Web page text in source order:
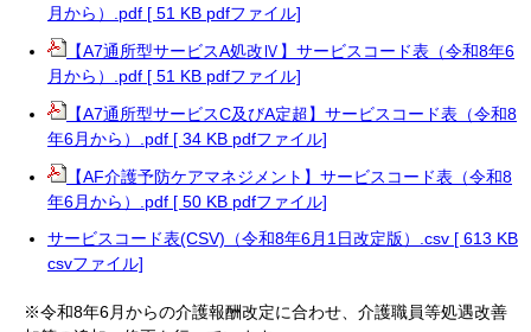
月から）.pdf [ 51 KB pdfファイル]
【A7通所型サービスA処改Ⅳ】サービスコード表（令和8年6
月から）.pdf [ 51 KB pdfファイル]
【A7通所型サービスC及びA定超】サービスコード表（令和8
年6月から）.pdf [ 34 KB pdfファイル]
【AF介護予防ケアマネジメント】サービスコード表（令和8
年6月から）.pdf [ 50 KB pdfファイル]
サービスコード表(CSV)（令和8年6月1日改定版）.csv [ 613 KB
csvファイル]
※令和8年6月からの介護報酬改定に合わせ、介護職員等処遇改善